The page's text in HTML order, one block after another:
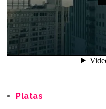
Platas